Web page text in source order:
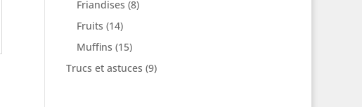
Friandises (8)
Fruits (14)
Muffins (15)
Trucs et astuces (9)